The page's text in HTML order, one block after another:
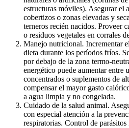
estructuras móviles). Asegurar el
cobertizos o zonas elevadas y
terneros recién nacidos. Proveer
o residuos vegetales en corrales
Manejo nutricional. Incrementar
dieta durante los períodos fríos.
por debajo de la zona termo-
energético puede aumentar entre
concentrados o suplementos de
compensar el mayor gasto
a agua limpia y no congelada.
Cuidado de la salud animal.
con especial atención a la
respiratorias. Control de